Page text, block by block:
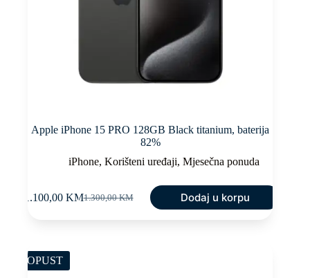
Apple iPhone 15 PRO 128GB Black titanium, baterija
82%
iPhone,Korišteni uređaji,Mjesečna ponuda
1.300,00KM
Original
1.100,00 KMCurrent
Dodaj u korpu
POPUST